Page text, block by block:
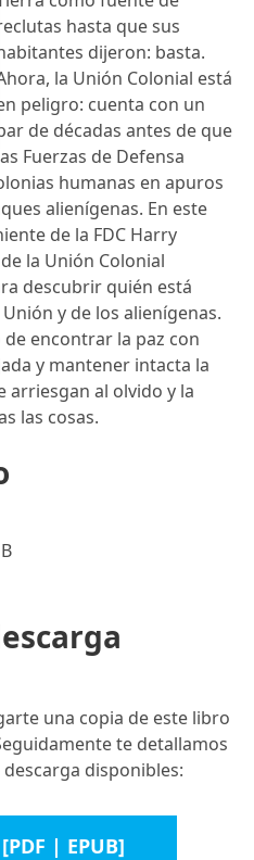
hasta que sus
dijeron: basta.
la Unión Colonial está
peligro: cuenta con un
de décadas antes de que
Fuerzas de Defensa
humanas en apuros
alienígenas. En este
de la FDC Harry
la Unión Colonial
descubrir quién está
y de los alienígenas.
encontrar la paz con
y mantener intacta la
arriesgan al olvido y la
las cosas.
una copia de este libro
te detallamos
disponibles:
| EPUB]